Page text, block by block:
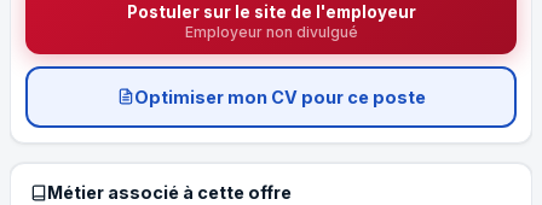
Postuler sur le site de l'employeur
Employeur non divulgué
Optimiser mon CV pour ce poste
Métier associé à cette offre